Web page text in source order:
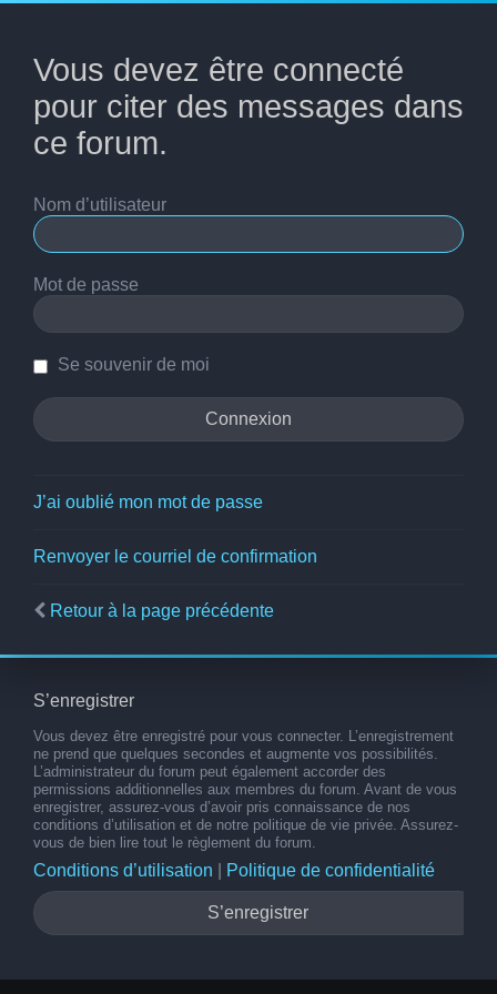
Vous devez être connecté
pour citer des messages dans
ce forum.
Nom d’utilisateur
Mot de passe
Se souvenir de moi
J’ai oublié mon mot de passe
Renvoyer le courriel de confirmation
Retour à la page précédente
S’enregistrer
Vous devez être enregistré pour vous connecter. L’enregistrement
ne prend que quelques secondes et augmente vos possibilités.
L’administrateur du forum peut également accorder des
permissions additionnelles aux membres du forum. Avant de vous
enregistrer, assurez-vous d’avoir pris connaissance de nos
conditions d’utilisation et de notre politique de vie privée. Assurez-
vous de bien lire tout le règlement du forum.
Conditions d’utilisation Politique de confidentialité
S’enregistrer